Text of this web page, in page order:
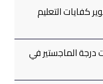
كفايات التعليم
درجة الماجستير في